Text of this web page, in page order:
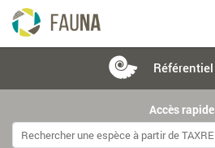
Référentiel
Accès rapide